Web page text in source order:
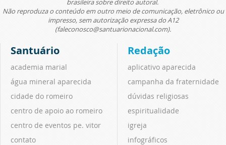
Não reproduza o conteúdo em outro meio de comunicação, eletrônico ou
impresso, sem autorização expressa do A12
(faleconosco@santuarionacional.com).
Santuário
academia marial
água mineral aparecida
cidade do romeiro
centro de apoio ao romeiro
centro de eventos pe. vitor
contato
Redação
aplicativo aparecida
campanha da fraternidade
dúvidas religiosas
espiritualidade
igreja
infográficos